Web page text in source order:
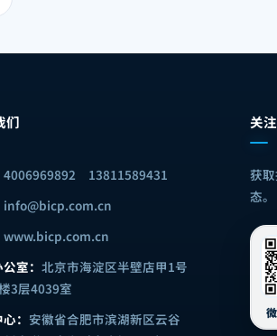
们
4006969892
13811589431
info@bicp.com.cn
www.bicp.com.cn
室：北京市海淀区半壁店甲1号
3层4039室
： 安徽省合肥市滨湖新区云谷
关
获
态。